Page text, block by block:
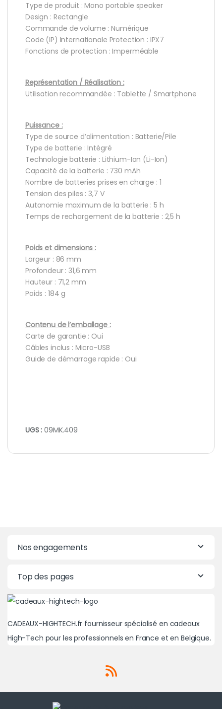
Type de produit : Mono portable speaker
Design : Rectangle
Commande de volume : Numérique
Code (IP) Internationale Protection : IPX7
Fonctions de protection : Imperméable
Représentation / Réalisation :
Utilisation recommandée : Tablette / Smartphone
Puissance :
Type de source d’alimentation : Batterie/Pile
Type de batterie : Intégré
Technologie batterie : Lithium-Ion (Li-Ion)
Capacité de la batterie : 730 mAh
Nombre de batteries prises en charge : 1
Tension des piles : 3,7 V
Autonomie maximum de la batterie : 5 h
Temps de rechargement de la batterie : 2,5 h
Poids et dimensions :
Largeur : 86 mm
Profondeur : 31,6 mm
Hauteur : 71,2 mm
Poids : 184 g
Contenu de l’emballage :
Carte de garantie : Oui
Câbles inclus : Micro-USB
Guide de démarrage rapide : Oui
UGS :09MK.409
Nos engagements
Top des pages
CADEAUX-HIGHTECH.fr fournisseur spécialisé en cadeaux
High-Tech pour les professionnels en France et en Belgique.